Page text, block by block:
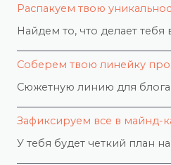
Распакуем твою
Найдем то, что делает тебя
Соберем твою линейку
Сюжетную линию для блога.
Зафиксируем все в майнд-
У тебя будет четкий план